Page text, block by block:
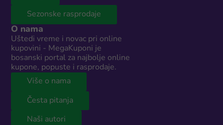
Sezonske rasprodaje
O nama
Uštedi vreme i novac pri online
kupovini - MegaKuponi je
bosanski portal za najbolje online
kupone, popuste i rasprodaje.
Više o nama
Česta pitanja
Naši autori